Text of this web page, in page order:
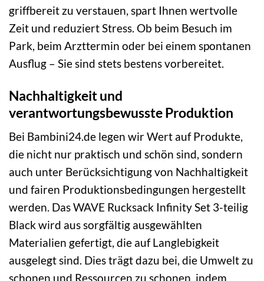
griffbereit zu verstauen, spart Ihnen wertvolle
Zeit und reduziert Stress. Ob beim Besuch im
Park, beim Arzttermin oder bei einem spontanen
Ausflug – Sie sind stets bestens vorbereitet.
Nachhaltigkeit und
verantwortungsbewusste Produktion
Bei Bambini24.de legen wir Wert auf Produkte,
die nicht nur praktisch und schön sind, sondern
auch unter Berücksichtigung von Nachhaltigkeit
und fairen Produktionsbedingungen hergestellt
werden. Das WAVE Rucksack Infinity Set 3-teilig
Black wird aus sorgfältig ausgewählten
Materialien gefertigt, die auf Langlebigkeit
ausgelegt sind. Dies trägt dazu bei, die Umwelt zu
schonen und Ressourcen zu schonen, indem